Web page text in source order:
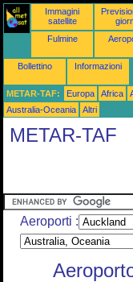
Immagini
satellite
Fulmine
Bollettino Informazioni
METAR-TAF: Europa Africa
Australia-Oceania
Altri
METAR-TAF
Aeroporti :